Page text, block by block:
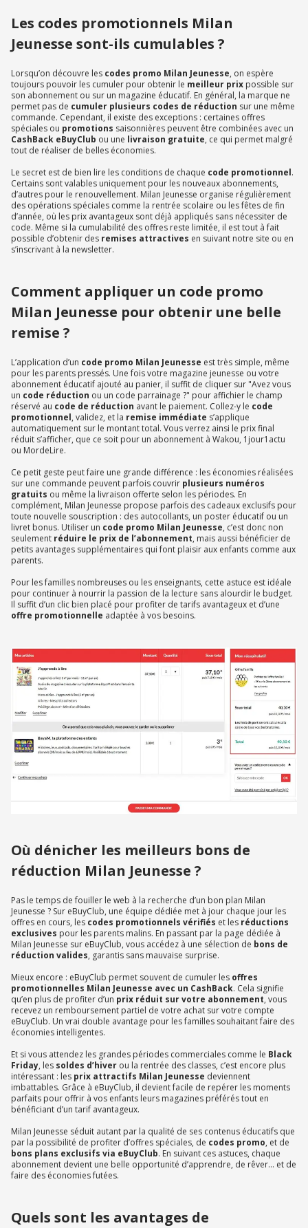
Les codes promotionnels Milan
Jeunesse sont-ils cumulables ?
Lorsqu’on découvre les codes promo Milan Jeunesse, on espère
toujours pouvoir les cumuler pour obtenir le meilleur prix possible sur
son abonnement ou sur un magazine éducatif. En général, la marque ne
permet pas de cumuler plusieurs codes de réduction sur une même
commande. Cependant, il existe des exceptions : certaines offres
spéciales ou promotions saisonnières peuvent être combinées avec un
CashBack eBuyClub ou une livraison gratuite, ce qui permet malgré
tout de réaliser de belles économies.
Le secret est de bien lire les conditions de chaque code promotionnel.
Certains sont valables uniquement pour les nouveaux abonnements,
d’autres pour le renouvellement. Milan Jeunesse organise régulièrement
des opérations spéciales comme la rentrée scolaire ou les fêtes de fin
d’année, où les prix avantageux sont déjà appliqués sans nécessiter de
code. Même si la cumulabilité des offres reste limitée, il est tout à fait
possible d’obtenir des remises attractives en suivant notre site ou en
s’inscrivant à la newsletter.
Comment appliquer un code promo
Milan Jeunesse pour obtenir une belle
remise ?
L’application d’un code promo Milan Jeunesse est très simple, même
pour les parents pressés. Une fois votre magazine jeunesse ou votre
abonnement éducatif ajouté au panier, il suffit de cliquer sur "Avez vous
un code réduction ou un code parrainage ?" pour affichier le champ
réservé au code de réduction avant le paiement. Collez-y le code
promotionnel, validez, et la remise immédiate s’applique
automatiquement sur le montant total. Vous verrez ainsi le prix final
réduit s’afficher, que ce soit pour un abonnement à Wakou, 1jour1actu
ou MordeLire.
Ce petit geste peut faire une grande différence : les économies réalisées
sur une commande peuvent parfois couvrir plusieurs numéros
gratuits ou même la livraison offerte selon les périodes. En
complément, Milan Jeunesse propose parfois des cadeaux exclusifs pour
toute nouvelle souscription : des autocollants, un poster éducatif ou un
livret bonus. Utiliser un code promo Milan Jeunesse, c’est donc non
seulement réduire le prix de l’abonnement, mais aussi bénéficier de
petits avantages supplémentaires qui font plaisir aux enfants comme aux
parents.
Pour les familles nombreuses ou les enseignants, cette astuce est idéale
pour continuer à nourrir la passion de la lecture sans alourdir le budget.
Il suffit d’un clic bien placé pour profiter de tarifs avantageux et d’une
offre promotionnelle adaptée à vos besoins.
Où dénicher les meilleurs bons de
réduction Milan Jeunesse ?
Pas le temps de fouiller le web à la recherche d’un bon plan Milan
Jeunesse ? Sur eBuyClub, une équipe dédiée met à jour chaque jour les
offres en cours, les codes promotionnels vérifiés et les réductions
exclusives pour les parents malins. En passant par la page dédiée à
Milan Jeunesse sur eBuyClub, vous accédez à une sélection de bons de
réduction valides, garantis sans mauvaise surprise.
Mieux encore : eBuyClub permet souvent de cumuler les offres
promotionnelles Milan Jeunesse avec un CashBack. Cela signifie
qu’en plus de profiter d’un prix réduit sur votre abonnement, vous
recevez un remboursement partiel de votre achat sur votre compte
eBuyClub. Un vrai double avantage pour les familles souhaitant faire des
économies intelligentes.
Et si vous attendez les grandes périodes commerciales comme le Black
Friday, les soldes d’hiver ou la rentrée des classes, c’est encore plus
intéressant : les prix attractifs Milan Jeunesse deviennent
imbattables. Grâce à eBuyClub, il devient facile de repérer les moments
parfaits pour offrir à vos enfants leurs magazines préférés tout en
bénéficiant d’un tarif avantageux.
Milan Jeunesse séduit autant par la qualité de ses contenus éducatifs que
par la possibilité de profiter d’offres spéciales, de codes promo, et de
bons plans exclusifs via eBuyClub. En suivant ces astuces, chaque
abonnement devient une belle opportunité d’apprendre, de rêver… et de
faire des économies futées.
Quels sont les avantages de